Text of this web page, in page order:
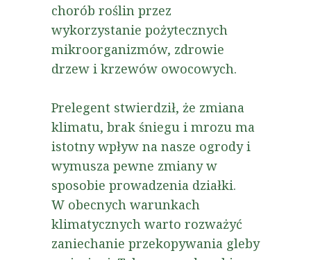
chorób roślin przez
wykorzystanie pożytecznych
mikroorganizmów, zdrowie
drzew i krzewów owocowych.
Prelegent stwierdził, że zmiana
klimatu, brak śniegu i mrozu ma
istotny wpływ na nasze ogrody i
wymusza pewne zmiany w
sposobie prowadzenia działki.
W obecnych warunkach
klimatycznych warto rozważyć
zaniechanie przekopywania gleby